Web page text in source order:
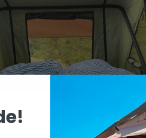
vedligeholder jeg mit